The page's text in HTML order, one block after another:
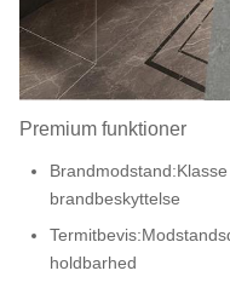
Premium funktioner
Brandmodstand:
brandbeskyttelse
Termitbevis:
holdbarhed